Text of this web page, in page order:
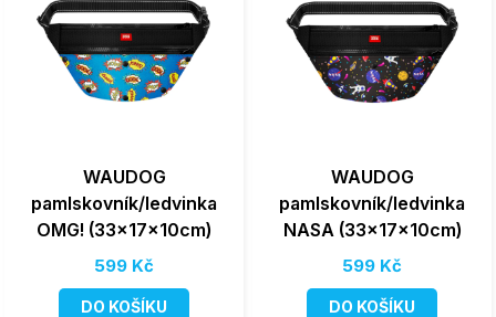
WAUDOG
pamlskovník/ledvinka
OMG! (33x17x10cm)
599 Kč
DO KOŠÍKU
WAUDOG
pamlskovník/ledvinka
NASA (33x17x10cm)
599 Kč
DO KOŠÍKU